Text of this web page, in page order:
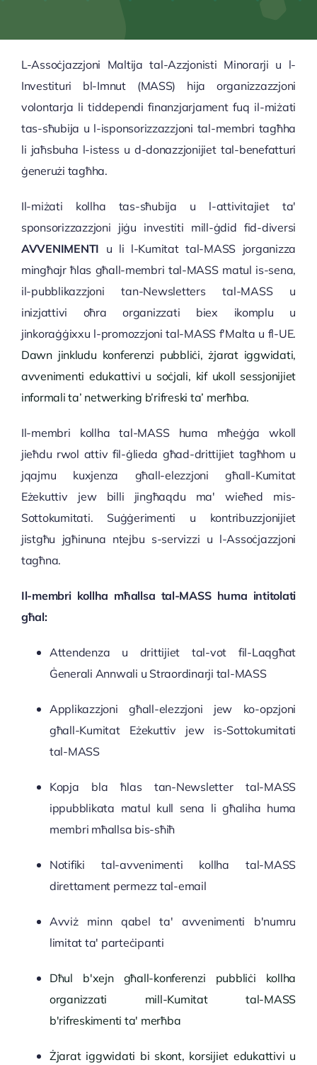
Konnessjonijiet
Ingħaqad ma' MASS
_______________________
Sponsorizzazzjoni
Politika tal-Cookies
Politika tal-Privatezza
Termini u Kundizzjonijiet
L-Assoċjazzjoni Maltija tal-Azzjonisti Minorarji u l-
Investituri bl-Imnut (MASS) hija organizzazzjoni
volontarja li tiddependi finanzjarjament fuq il-miżati
tas-sħubija u l-isponsorizzazzjoni tal-membri tagħha
li jaħsbuha l-istess u d-donazzjonijiet tal-benefatturi
ġenerużi tagħha.
Il-miżati kollha tas-sħubija u l-attivitajiet ta'
sponsorizzazzjoni jiġu investiti mill-ġdid fid-diversi
AVVENIMENTI u li l-Kumitat tal-MASS jorganizza
mingħajr ħlas għall-membri tal-MASS matul is-sena,
il-pubblikazzjoni tan-Newsletters tal-MASS u
inizjattivi oħra organizzati biex ikomplu u
jinkoraġġixxu l-promozzjoni tal-MASS f'Malta u fl-UE.
Dawn jinkludu konferenzi pubbliċi, żjarat iggwidati,
avvenimenti edukattivi u soċjali, kif ukoll sessjonijiet
informali ta’ netwerking b’rifreski ta’ merħba.
Il-membri kollha tal-MASS huma mħeġġa wkoll
jieħdu rwol attiv fil-ġlieda għad-drittijiet tagħhom u
jqajmu kuxjenza għall-elezzjoni għall-Kumitat
Eżekuttiv jew billi jingħaqdu ma' wieħed mis-
Sottokumitati. Suġġerimenti u kontribuzzjonijiet
jistgħu jgħinuna ntejbu s-servizzi u l-Assoċjazzjoni
tagħna.
Il-membri kollha mħallsa tal-MASS huma intitolati
għal:
Attendenza u drittijiet tal-vot fil-Laqgħat
Ġenerali Annwali u Straordinarji tal-MASS
Applikazzjoni għall-elezzjoni jew ko-opzjoni
għall-Kumitat Eżekuttiv jew is-Sottokumitati
tal-MASS
Kopja bla ħlas tan-Newsletter tal-MASS
ippubblikata matul kull sena li għaliha huma
membri mħallsa bis-sħiħ
Notifiki tal-avvenimenti kollha tal-MASS
direttament permezz tal-email
Avviż minn qabel ta' avvenimenti b'numru
limitat ta' parteċipanti
Dħul b'xejn għall-konferenzi pubbliċi kollha
organizzati mill-Kumitat tal-MASS
b'rifreskimenti ta' merħba
Żjarat iggwidati bi skont, korsijiet edukattivi u